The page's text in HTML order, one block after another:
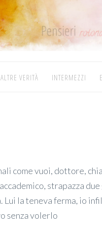
ALTRE VERITÀ INTERMEZZI
come vuoi, dottore,
strapazza
Lui la teneva ferma, io
senza volerlo